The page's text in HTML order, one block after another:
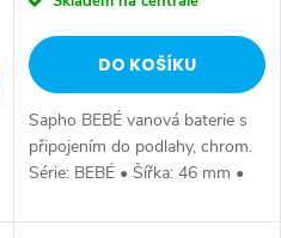
DO KOŠÍKU
Sapho BEBÉ vanová baterie s
připojením do podlahy, chrom.
Série: BEBÉ • Šířka: 46 mm •
187 mm • Barva: Chrom •